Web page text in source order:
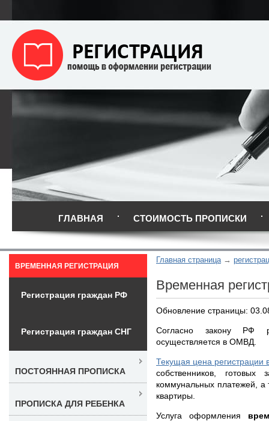
ГЛАВНАЯ СТОИМОСТЬ ПРОПИСКИ
Главная страница
Временная
Обновление страницы:
Согласно закону РФ
осуществляется в ОМВД.
Текущая цена регистрации
собственников, готовых
коммунальных платежей, а
квартиры.
Услуга оформления
ВРЕМЕННАЯ РЕГИСТРАЦИЯ
Регистрация граждан РФ
Регистрация граждан СНГ
ПОСТОЯННАЯ ПРОПИСКА
ПРОПИСКА ДЛЯ РЕБЕНКА